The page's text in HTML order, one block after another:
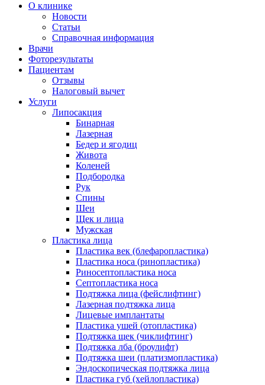
О клинике
Новости
Статьи
Справочная информация
Врачи
Фоторезультаты
Пациентам
Отзывы
Налоговый вычет
Услуги
Липосакция
Бинарная
Лазерная
Бедер и ягодиц
Живота
Коленей
Подбородка
Рук
Спины
Шеи
Щек и лица
Мужская
Пластика лица
Пластика век (блефаропластика)
Пластика носа (ринопластика)
Риносептопластика носа
Септопластика носа
Подтяжка лица (фейслифтинг)
Лазерная подтяжка лица
Лицевые имплантаты
Пластика ушей (отопластика)
Подтяжка щек (чиклифтинг)
Подтяжка лба (броулифт)
Подтяжка шеи (платизмопластика)
Эндоскопическая подтяжка лица
Пластика губ (хейлопластика)